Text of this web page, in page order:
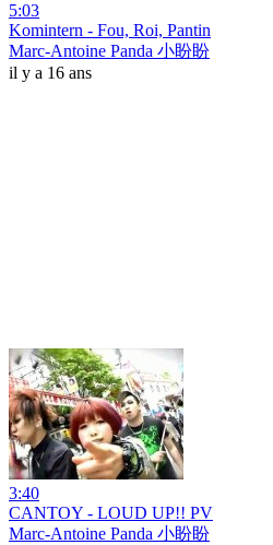
5:03
Komintern - Fou, Roi, Pantin
Marc-Antoine Panda 小盼盼
il y a 16 ans
3:40
CANTOY - LOUD UP!! PV
Marc-Antoine Panda 小盼盼